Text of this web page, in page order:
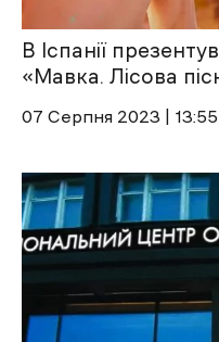
В Іспанії
«Мавка. Лісова
07 Cерпня 2023 | 13:55